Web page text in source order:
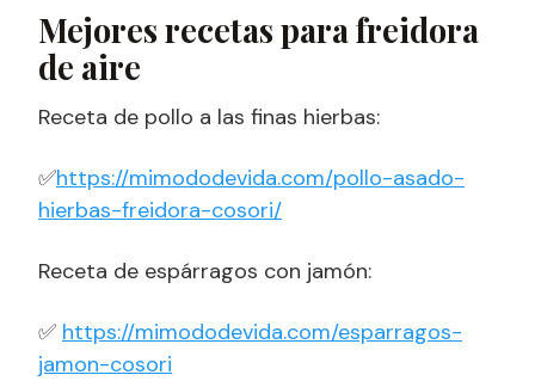
Mejores recetas para freidora
de aire
Receta de pollo a las finas hierbas:
✅https://mimododevida.com/pollo-asado-
hierbas-freidora-cosori/
Receta de espárragos con jamón:
✅ https://mimododevida.com/esparragos-
jamon-cosori